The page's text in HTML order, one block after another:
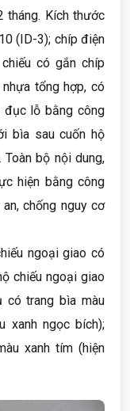
tháng. Kích thước
(ID-3); chíp điện
có gắn chíp
tổng hợp, có
đục lỗ bằng công
bìa sau cuốn hộ
bộ nội dung,
hiện bằng công
chống nguy cơ
ngoại giao có
chiếu ngoại giao
có trang bìa màu
xanh ngọc bích);
xanh tím (hiện